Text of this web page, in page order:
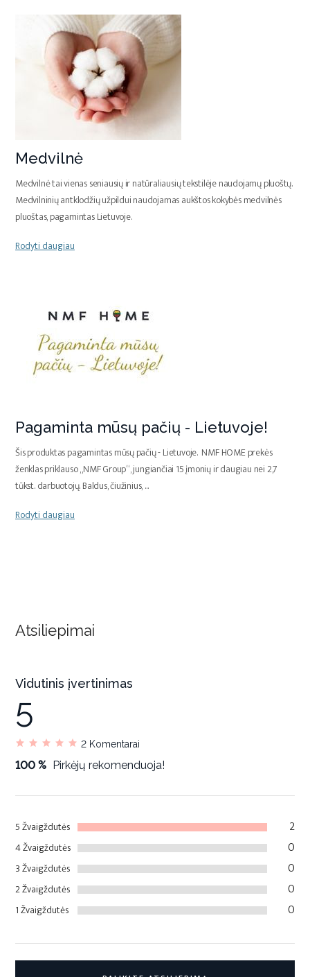
Medvilnė
Medvilnė tai vienas seniausių ir natūraliausių tekstilėje naudojamų pluoštų.
Medvilninių antklodžių užpildui naudojamas aukštos kokybės medvilnės
pluoštas, pagamintas Lietuvoje.
Rodyti daugiau
Pagaminta mūsų pačių - Lietuvoje!
Šis produktas pagamintas mūsų pačių - Lietuvoje. NMF HOME prekės
ženklas priklauso „NMF Group“, jungiančiai 15 įmonių ir daugiau nei 2,7
tūkst. darbuotojų. Baldus, čiužinius,...
Rodyti daugiau
Atsiliepimai
5 Žvaigždutės 2
4 Žvaigždutės 0
3 Žvaigždutės 0
2 Žvaigždutės 0
1 Žvaigždutės 0
Vidutinis įvertinimas
5
2 Komentarai
100 % Pirkėjų rekomenduoja!